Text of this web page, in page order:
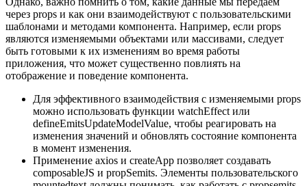
через props и как они взаимодействуют с пользовательскими
шаблонами и методами компонента. Например, если props
являются изменяемыми объектами или массивами, следует
быть готовыми к их изменениям во время работы
приложения, что может существенно повлиять на
отображение и поведение компонента.
Для эффективного взаимодействия с изменяемыми props
можно использовать функции watchEffect или
defineEmitsUpdateModelValue, чтобы реагировать на
изменения значений и обновлять состояние компонента
в момент изменения.
Применение axios и createApp позволяет создавать
composableJS и propSemits. Элементы пользовательского